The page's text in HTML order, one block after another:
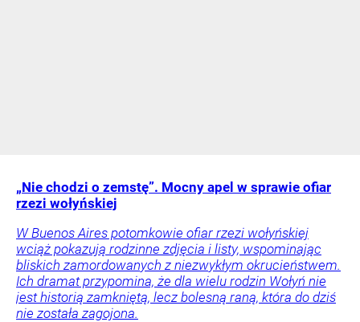
„Nie chodzi o zemstę”. Mocny apel w sprawie ofiar
rzezi wołyńskiej
W Buenos Aires potomkowie ofiar rzezi wołyńskiej
wciąż pokazują rodzinne zdjęcia i listy, wspominając
bliskich zamordowanych z niezwykłym okrucieństwem.
Ich dramat przypomina, że dla wielu rodzin Wołyń nie
jest historią zamkniętą, lecz bolesną raną, która do dziś
nie została zagojona.